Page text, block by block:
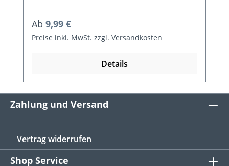
Regulärer Preis:
Ab 9,99 €
Preise inkl. MwSt. zzgl. Versandkosten
Details
Zahlung und Versand
Vertrag widerrufen
Shop Service